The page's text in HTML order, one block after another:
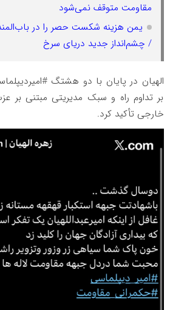
مقاومت متوقف نمی‌شود
یمن هزینه شکست حصر را در
/ چشم‌انداز جدید دریای سرخ
الهیان در پایان با دو هشتگ
بر تداوم راه و سبک مدیریتی مبتنی
خارجی تأکید کرد.